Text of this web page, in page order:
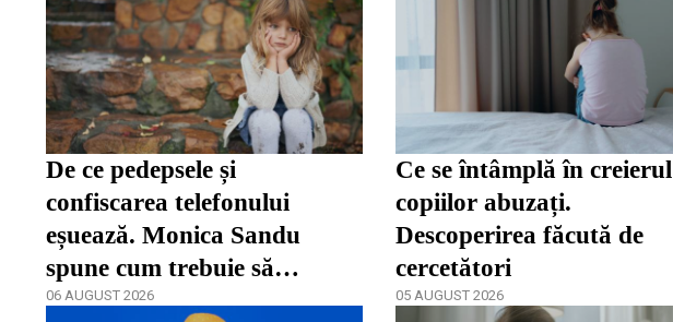
De ce pedepsele și
confiscarea telefonului
eșuează. Monica Sandu
spune cum trebuie să
reacționeze părinții în fața
06 AUGUST 2026
Ce se întâmplă în creierul
copiilor abuzați.
Descoperirea făcută de
cercetători
05 AUGUST 2026